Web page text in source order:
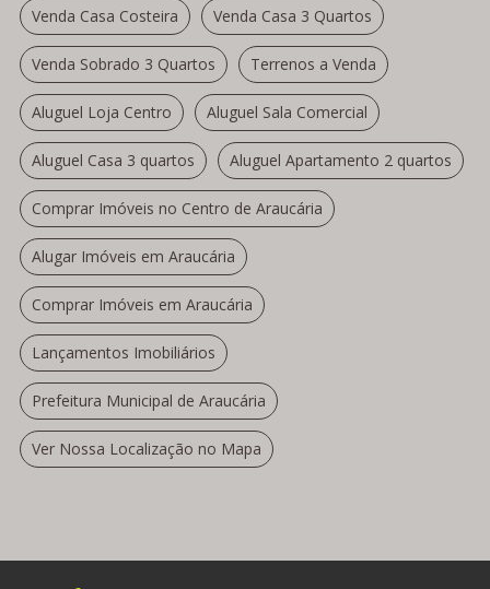
Venda Casa Costeira Venda Casa 3 Quartos
Venda Sobrado 3 Quartos Terrenos a Venda
Aluguel Loja Centro Aluguel Sala Comercial
Aluguel Casa 3 quartos Aluguel Apartamento 2 quartos
Comprar Imóveis no Centro de Araucária
Alugar Imóveis em Araucária
Comprar Imóveis em Araucária
Lançamentos Imobiliários
Prefeitura Municipal de Araucária
Ver Nossa Localização no Mapa